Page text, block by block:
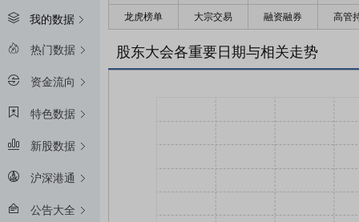
我的数据
热门数据
资金流向
特色数据
新股数据
沪深港通
公告大全
龙虎榜单 大宗交易 融资融券 高管
股东大会各重要日期与相关走势